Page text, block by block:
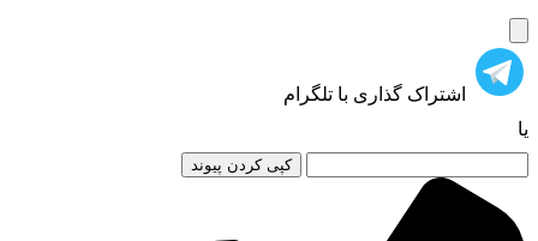
اشتراک گذاری با تلگرام
یا
کپی کردن پیوند